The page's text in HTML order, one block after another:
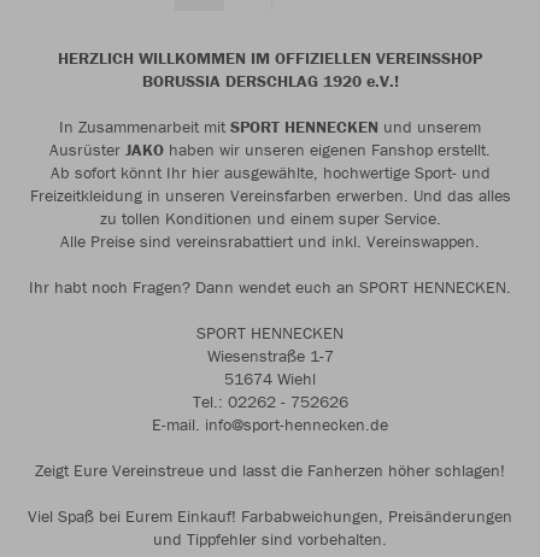
HERZLICH WILLKOMMEN IM OFFIZIELLEN VEREINSSHOP
BORUSSIA DERSCHLAG 1920 e.V.!
In Zusammenarbeit mit SPORT HENNECKEN und unserem
Ausrüster JAKO haben wir unseren eigenen Fanshop erstellt.
Ab sofort könnt Ihr hier ausgewählte, hochwertige Sport- und
Freizeitkleidung in unseren Vereinsfarben erwerben. Und das alles
zu tollen Konditionen und einem super Service.
Alle Preise sind vereinsrabattiert und inkl. Vereinswappen.
Ihr habt noch Fragen? Dann wendet euch an SPORT HENNECKEN.
SPORT HENNECKEN
Wiesenstraße 1-7
51674 Wiehl
Tel.: 02262 - 752626
E-mail. info@sport-hennecken.de
Zeigt Eure Vereinstreue und lasst die Fanherzen höher schlagen!
Viel Spaß bei Eurem Einkauf! Farbabweichungen, Preisänderungen
und Tippfehler sind vorbehalten.